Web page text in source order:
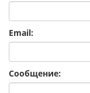
Email:
Сообщение: